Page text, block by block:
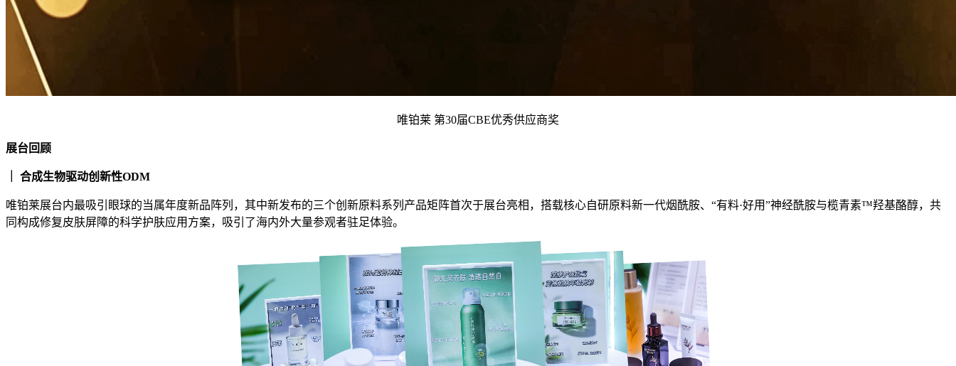
唯铂莱 第30届CBE优秀供应商奖
展台回顾
｜ 合成生物驱动创新性ODM
唯铂莱展台内最吸引眼球的当属年度新品阵列，其中新发布的三个创新原料系列产品矩阵首次于展台亮相，搭载核心自研原料新一代烟酰胺、“有料·好用”神经酰胺与榄青素™羟基酪醇，共
同构成修复皮肤屏障的科学护肤应用方案，吸引了海内外大量参观者驻足体验。